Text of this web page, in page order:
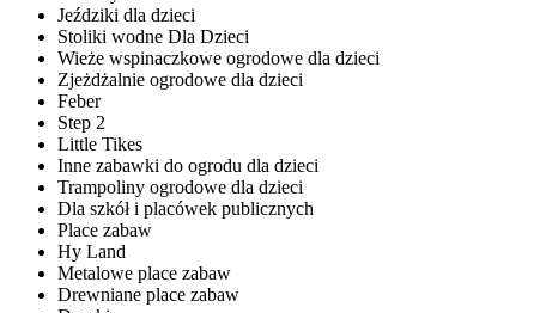
Jeździki dla dzieci
Stoliki wodne Dla Dzieci
Wieże wspinaczkowe ogrodowe dla dzieci
Zjeżdżalnie ogrodowe dla dzieci
Feber
Step 2
Little Tikes
Inne zabawki do ogrodu dla dzieci
Trampoliny ogrodowe dla dzieci
Dla szkół i placówek publicznych
Place zabaw
Hy Land
Metalowe place zabaw
Drewniane place zabaw